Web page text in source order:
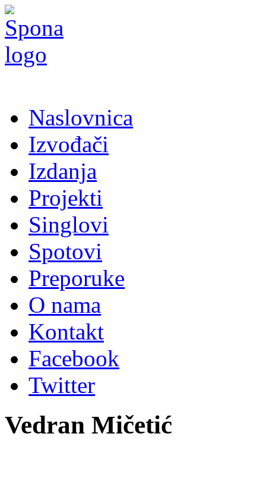
Naslovnica
Izvođači
Izdanja
Projekti
Singlovi
Spotovi
Preporuke
O nama
Kontakt
Facebook
Twitter
Vedran Mičetić